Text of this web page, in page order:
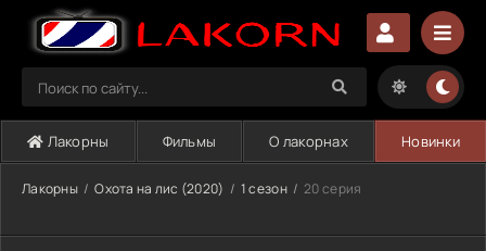
Лакорны Фильмы О лакорнах Новинки
Лакорны Охота на лис (2020) 1 сезон 20 серия